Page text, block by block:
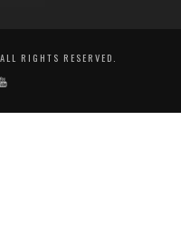
RIGHTS RESERVED.